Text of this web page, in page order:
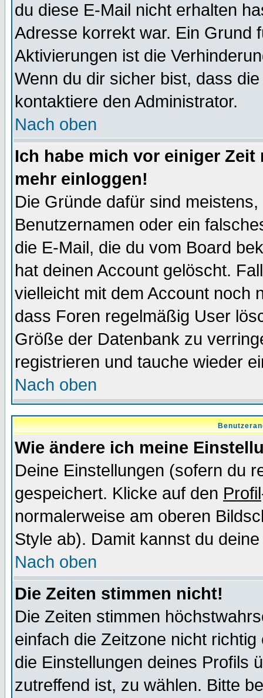
du diese E-Mail nicht erhalten
Adresse korrekt war. Ein Grund
Aktivierungen ist die
Wenn du dir sicher bist, dass
kontaktiere den Administrator.
Nach oben
Ich habe mich vor einiger
mehr einloggen!
Die Gründe dafür sind
Benutzernamen oder ein
die E-Mail, die du vom Board
hat deinen Account gelöscht.
vielleicht mit dem Account noch
dass Foren regelmäßig User
Größe der Datenbank zu
registrieren und tauche wieder
Nach oben
Wie ändere ich meine
Deine Einstellungen (sofern du
gespeichert. Klicke auf den Profil
normalerweise am oberen
Style ab). Damit kannst du
Nach oben
Die Zeiten stimmen nicht!
Die Zeiten stimmen
einfach die Zeitzone nicht
die Einstellungen deines Profils
zutreffend ist, zu wählen. Bitte